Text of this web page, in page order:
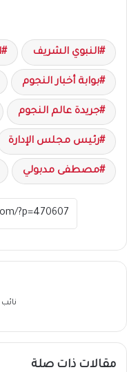
النبوي الشريف
بوابة أخبار النجوم
جريدة عالم النجوم
رئيس مجلس الإدارة
مصطفى مدبولي
مقالات ذات صلة